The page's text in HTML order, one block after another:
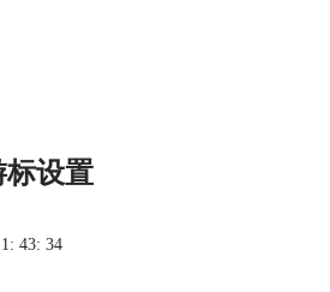
标设置
43: 34